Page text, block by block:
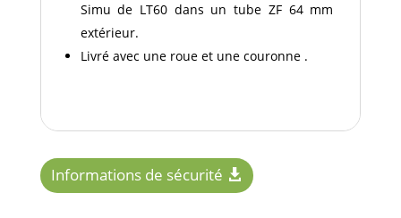
Simu de LT60 dans un tube ZF 64 mm
extérieur.
Livré avec une roue et une couronne .
Informations de sécurité